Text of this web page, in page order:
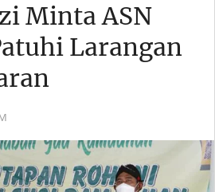
Minta ASN
Larangan